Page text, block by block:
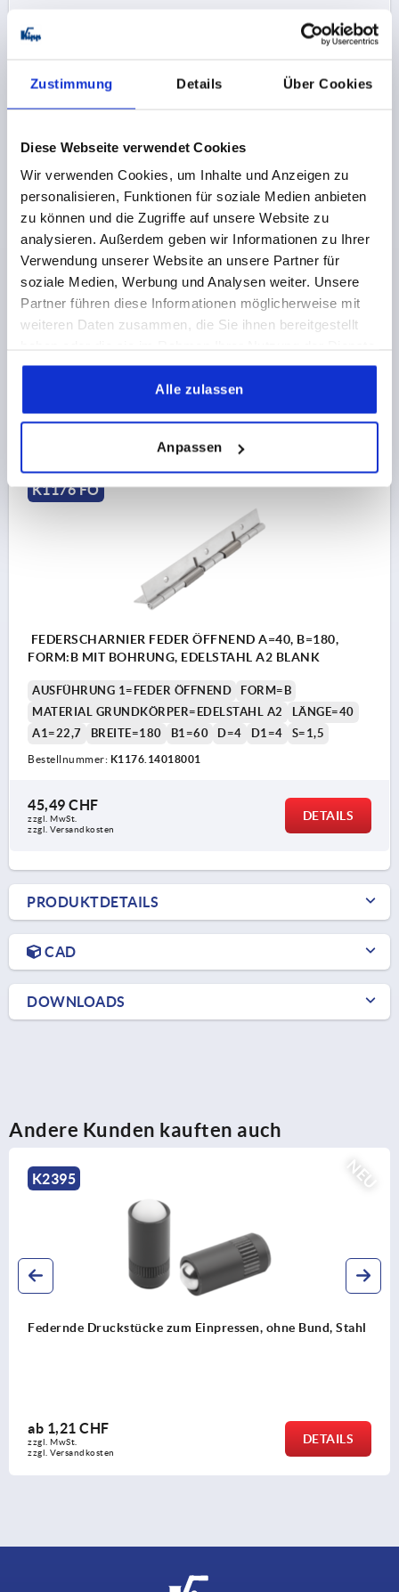
Zustimmung Details Über Cookies
Diese Webseite verwendet Cookies
Wir verwenden Cookies, um Inhalte und Anzeigen zu
personalisieren, Funktionen für soziale Medien anbieten
zu können und die Zugriffe auf unsere Website zu
analysieren. Außerdem geben wir Informationen zu Ihrer
Verwendung unserer Website an unsere Partner für
soziale Medien, Werbung und Analysen weiter. Unsere
Partner führen diese Informationen möglicherweise mit
weiteren Daten zusammen, die Sie ihnen bereitgestellt
gesammelt haben.
Alle zulassen
Anpassen
zzgl. MwSt.
zzgl. Versandkosten
DETAILS
FEDERSCHARNIER FEDER ÖFFNEND A=40, B=180,
FORM:A OHNE BOHRUNG, EDELSTAHL A2 BLANK
AUSFÜHRUNG 1=FEDER ÖFFNEND
FORM=A
MATERIAL GRUNDKÖRPER=EDELSTAHL A2
LÄNGE=40
Bestellnummer:K1176.14018000
41,17 CHF
zzgl. MwSt.
DETAILS
K1176 FO
FEDERSCHARNIER FEDER ÖFFNEND A=40, B=180,
FORM:B MIT BOHRUNG, EDELSTAHL A2 BLANK
AUSFÜHRUNG 1=FEDER ÖFFNEND
FORM=B
MATERIAL GRUNDKÖRPER=EDELSTAHL A2
LÄNGE=40
A1=22,7
BREITE=180 B1=60 D=4 D1=4 S=1,5
Bestellnummer: K1176.14018001
45,49 CHF
zzgl. MwSt.
zzgl. Versandkosten
DETAILS
PRODUKTDETAILS
CAD
DOWNLOADS
Andere Kunden kauften auch
K2396
Federnde Druckstücke zum Einpressen, ohne Bund,
ab1,53 CHF
zzgl. MwSt.
zzgl. Versandkosten
DETAILS